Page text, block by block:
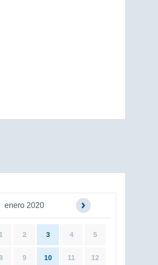
enero 2020
1 2 3 4 5
9 10 11 12